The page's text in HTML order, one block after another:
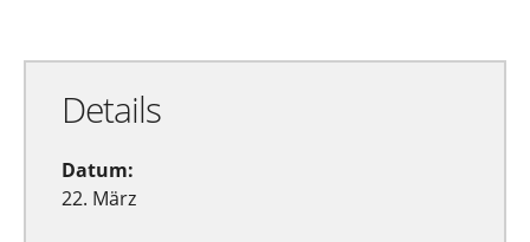
Details
Datum:
22. März